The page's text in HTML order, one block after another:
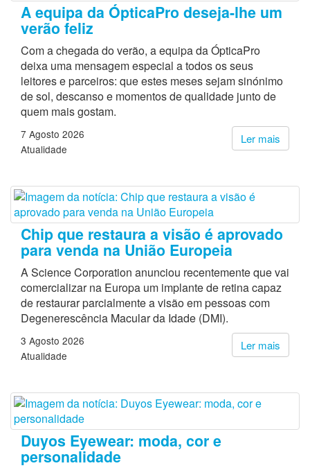
A equipa da ÓpticaPro deseja-lhe um
verão feliz
Com a chegada do verão, a equipa da ÓpticaPro
deixa uma mensagem especial a todos os seus
leitores e parceiros: que estes meses sejam sinónimo
de sol, descanso e momentos de qualidade junto de
quem mais gostam.
Ler mais
7 Agosto 2026
Atualidade
Chip que restaura a visão é aprovado
para venda na União Europeia
A Science Corporation anunciou recentemente que vai
comercializar na Europa um implante de retina capaz
de restaurar parcialmente a visão em pessoas com
Degenerescência Macular da Idade (DMI).
Ler mais
3 Agosto 2026
Atualidade
Duyos Eyewear: moda, cor e
personalidade